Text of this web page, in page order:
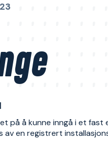
på å kunne inngå i et fast
av en registrert